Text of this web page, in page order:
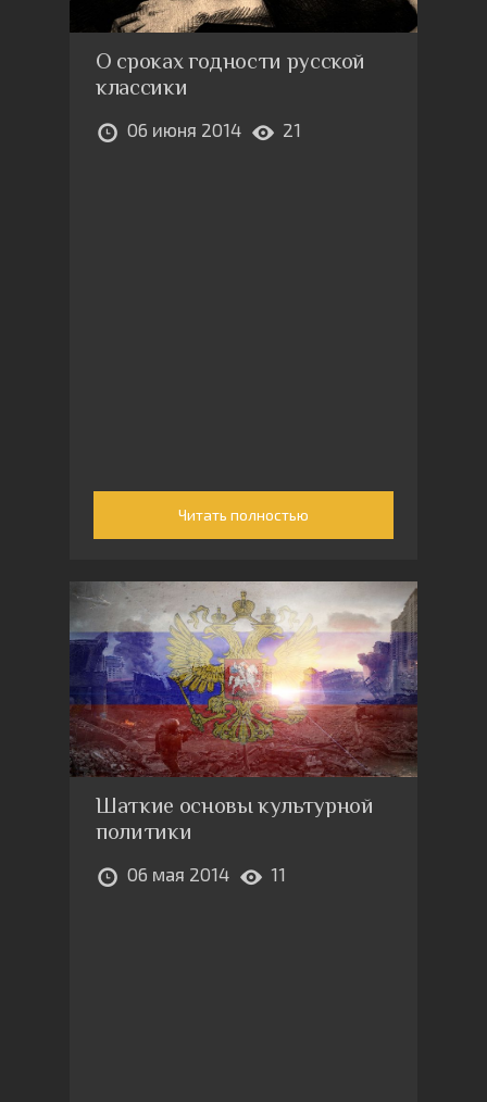
О сроках годности русской
классики
06 июня 2014 21
Читать полностью
Шаткие основы культурной
политики
06 мая 2014 11